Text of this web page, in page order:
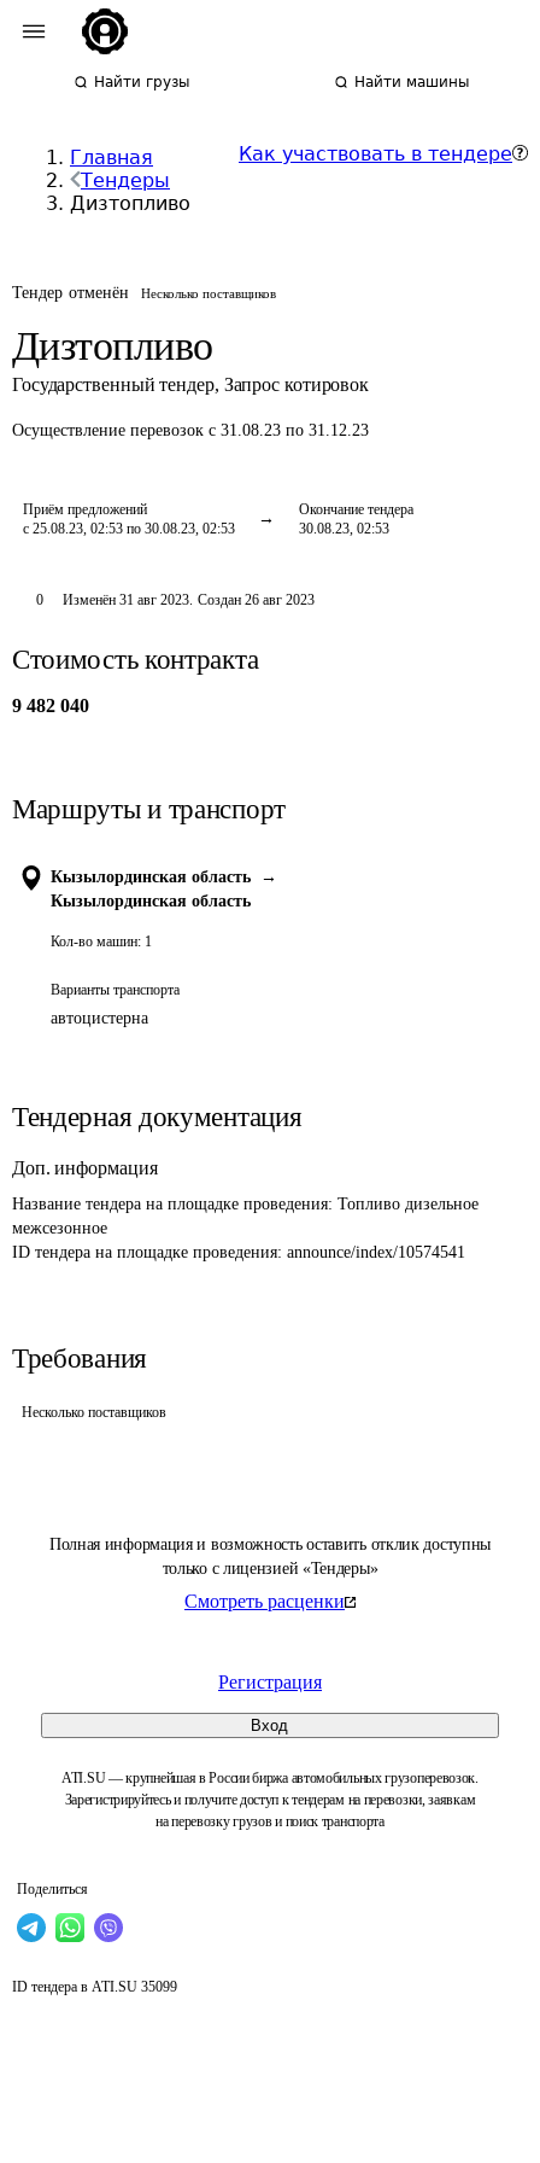
Найти грузы Найти машины
Главная
Тендеры
Дизтопливо
Как участвовать в тендере
Тендер отменён Несколько поставщиков
Дизтопливо
Государственный тендер, Запрос котировок
Осуществление перевозок с 31.08.23 по 31.12.23
Приём предложений
с 25.08.23, 02:53 по 30.08.23, 02:53
Окончание тендера
30.08.23, 02:53
Полная информация и возможность оставить отклик доступны
только с лицензией «Тендеры»
Смотреть расценки
Регистрация
Вход
ATI.SU — крупнейшая в России биржа автомобильных грузоперевозок.
Зарегистрируйтесь и получите доступ к тендерам на перевозки, заявкам
на перевозку грузов и поиск транспорта
Поделиться
0 Изменён 31 авг 2023. Создан 26 авг 2023
Стоимость контракта
9 482 040
Маршруты и транспорт
Кызылординская область
→
Кызылординская область
Кол-во машин: 1
Варианты транспорта
автоцистерна
Тендерная документация
Доп. информация
Название тендера на площадке проведения: Топливо дизельное
межсезонное
ID тендера на площадке проведения: announce/index/10574541
Требования
Несколько поставщиков
ID тендера в ATI.SU 35099